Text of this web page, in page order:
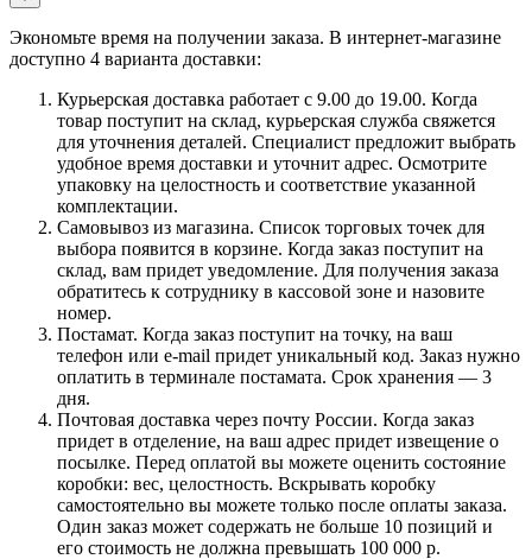
Экономьте время на получении заказа. В интернет-магазине
доступно 4 варианта доставки:
Курьерская доставка работает с 9.00 до 19.00. Когда
товар поступит на склад, курьерская служба свяжется
для уточнения деталей. Специалист предложит выбрать
удобное время доставки и уточнит адрес. Осмотрите
упаковку на целостность и соответствие указанной
комплектации.
Самовывоз из магазина. Список торговых точек для
выбора появится в корзине. Когда заказ поступит на
склад, вам придет уведомление. Для получения заказа
обратитесь к сотруднику в кассовой зоне и назовите
номер.
Постамат. Когда заказ поступит на точку, на ваш
телефон или e-mail придет уникальный код. Заказ нужно
оплатить в терминале постамата. Срок хранения — 3
дня.
Почтовая доставка через почту России. Когда заказ
придет в отделение, на ваш адрес придет извещение о
посылке. Перед оплатой вы можете оценить состояние
коробки: вес, целостность. Вскрывать коробку
самостоятельно вы можете только после оплаты заказа.
Один заказ может содержать не больше 10 позиций и
его стоимость не должна превышать 100 000 р.